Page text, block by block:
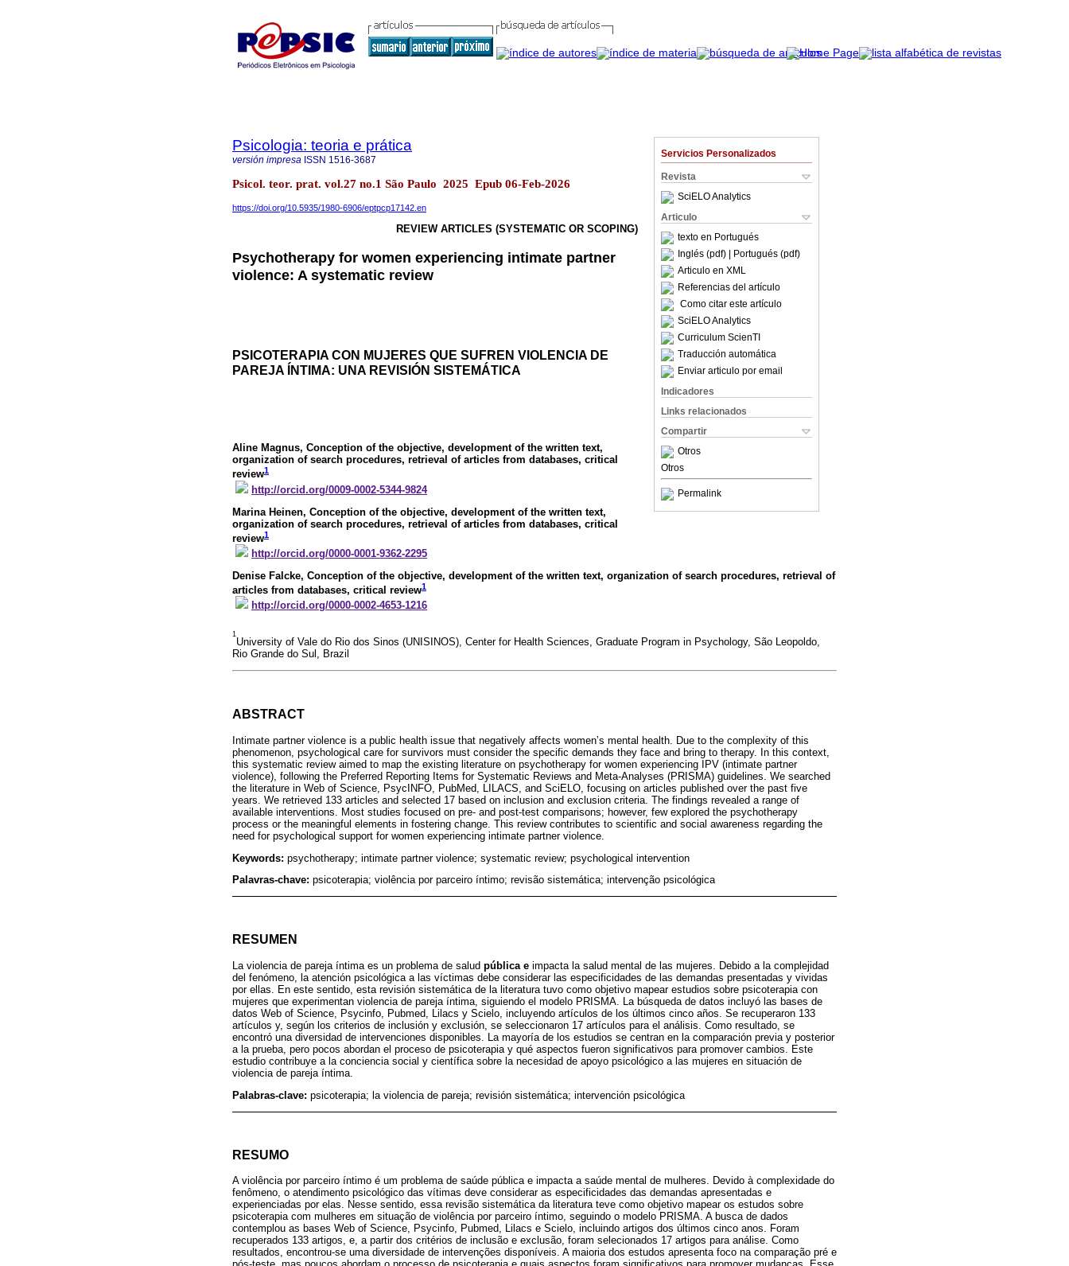
Servicios Personalizados
Revista
SciELO Analytics
Articulo
texto en Portugués
Inglés (pdf)
| Portugués (pdf)
Articulo en XML
Referencias del artículo
Como citar este artículo
SciELO Analytics
Curriculum ScienTI
Traducción automática
Enviar articulo por email
Indicadores
Links relacionados
Compartir
Otros
Otros
Permalink
Psicologia: teoria e prática
versión impresa ISSN 1516-3687
Psicol. teor. prat. vol.27 no.1 São Paulo 2025 Epub 06-Feb-2026
https://doi.org/10.5935/1980-6906/eptpcp17142.en
REVIEW ARTICLES (SYSTEMATIC OR SCOPING)
Psychotherapy for women experiencing intimate partner
violence: A systematic review
PSICOTERAPIA CON MUJERES QUE SUFREN VIOLENCIA DE
PAREJA ÍNTIMA: UNA REVISIÓN SISTEMÁTICA
Aline Magnus, Conception of the objective, development of the written text,
organization of search procedures, retrieval of articles from databases, critical
review1
http://orcid.org/0009-0002-5344-9824
Marina Heinen, Conception of the objective, development of the written text,
organization of search procedures, retrieval of articles from databases, critical
review1
http://orcid.org/0000-0001-9362-2295
Denise Falcke, Conception of the objective, development of the written text, organization of search procedures, retrieval of
articles from databases, critical review1
http://orcid.org/0000-0002-4653-1216
1
University of Vale do Rio dos Sinos (UNISINOS), Center for Health Sciences, Graduate Program in Psychology, São Leopoldo,
Rio Grande do Sul, Brazil
ABSTRACT
Intimate partner violence is a public health issue that negatively affects women’s mental health. Due to the complexity of this
phenomenon, psychological care for survivors must consider the specific demands they face and bring to therapy. In this context,
this systematic review aimed to map the existing literature on psychotherapy for women experiencing IPV (intimate partner
violence), following the Preferred Reporting Items for Systematic Reviews and Meta-Analyses (PRISMA) guidelines. We searched
the literature in Web of Science, PsycINFO, PubMed, LILACS, and SciELO, focusing on articles published over the past five
years. We retrieved 133 articles and selected 17 based on inclusion and exclusion criteria. The findings revealed a range of
available interventions. Most studies focused on pre- and post-test comparisons; however, few explored the psychotherapy
process or the meaningful elements in fostering change. This review contributes to scientific and social awareness regarding the
need for psychological support for women experiencing intimate partner violence.
Keywords: psychotherapy; intimate partner violence; systematic review; psychological intervention
Palavras-chave: psicoterapia; violência por parceiro íntimo; revisão sistemática; intervenção psicológica
RESUMEN
La violencia de pareja íntima es un problema de salud pública e impacta la salud mental de las mujeres. Debido a la complejidad
del fenómeno, la atención psicológica a las víctimas debe considerar las especificidades de las demandas presentadas y vividas
por ellas. En este sentido, esta revisión sistemática de la literatura tuvo como objetivo mapear estudios sobre psicoterapia con
mujeres que experimentan violencia de pareja íntima, siguiendo el modelo PRISMA. La búsqueda de datos incluyó las bases de
datos Web of Science, Psycinfo, Pubmed, Lilacs y Scielo, incluyendo artículos de los últimos cinco años. Se recuperaron 133
artículos y, según los criterios de inclusión y exclusión, se seleccionaron 17 artículos para el análisis. Como resultado, se
encontró una diversidad de intervenciones disponibles. La mayoría de los estudios se centran en la comparación previa y posterior
a la prueba, pero pocos abordan el proceso de psicoterapia y qué aspectos fueron significativos para promover cambios. Este
estudio contribuye a la conciencia social y científica sobre la necesidad de apoyo psicológico a las mujeres en situación de
violencia de pareja íntima.
Palabras-clave: psicoterapia; la violencia de pareja; revisión sistemática; intervención psicológica
RESUMO
A violência por parceiro íntimo é um problema de saúde pública e impacta a saúde mental de mulheres. Devido à complexidade do
fenômeno, o atendimento psicológico das vítimas deve considerar as especificidades das demandas apresentadas e
experienciadas por elas. Nesse sentido, essa revisão sistemática da literatura teve como objetivo mapear os estudos sobre
psicoterapia com mulheres em situação de violência por parceiro íntimo, seguindo o modelo PRISMA. A busca de dados
contemplou as bases Web of Science, Psycinfo, Pubmed, Lilacs e Scielo, incluindo artigos dos últimos cinco anos. Foram
recuperados 133 artigos, e, a partir dos critérios de inclusão e exclusão, foram selecionados 17 artigos para análise. Como
resultados, encontrou-se uma diversidade de intervenções disponíveis. A maioria dos estudos apresenta foco na comparação pré e